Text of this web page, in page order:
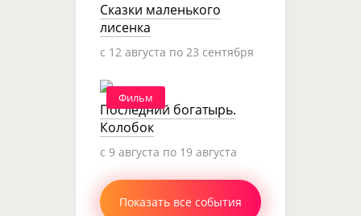
Сказки маленького
лисенка
c 12 августа по 23 сентября
Фильм
Последний богатырь.
Колобок
c 9 августа по 19 августа
Показать все события